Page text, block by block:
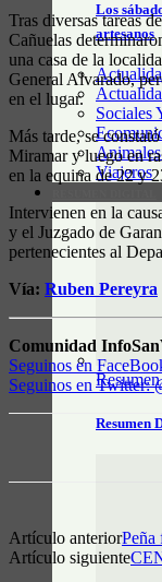
Los
artesanos
Sociales
Viajeros
Resumen
Tras diversas tareas
Cañuelas
una casa de la
General Alvarado,
en el lugar.
Más tarde, se
Miramar y luego en
en la equina de 22 y
Intervienen en la
y el Juzgado de
pertenecientes al
Vía: Ruben Pereyra
Comunidad
Seguinos en
Seguinos en Twitter:
Artículo anteriorPeña
Artículo siguiente